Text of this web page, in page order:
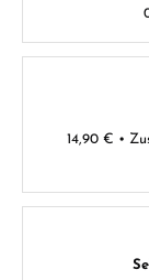
14,90 € •